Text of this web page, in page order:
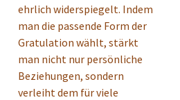
ehrlich widerspiegelt. Indem
man die passende Form der
Gratulation wählt, stärkt
man nicht nur persönliche
Beziehungen, sondern
verleiht dem für viele